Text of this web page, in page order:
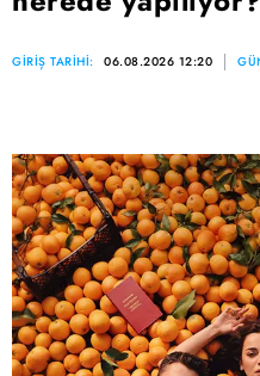
GİRİŞ TARİHİ: 06.08.2026 12:20